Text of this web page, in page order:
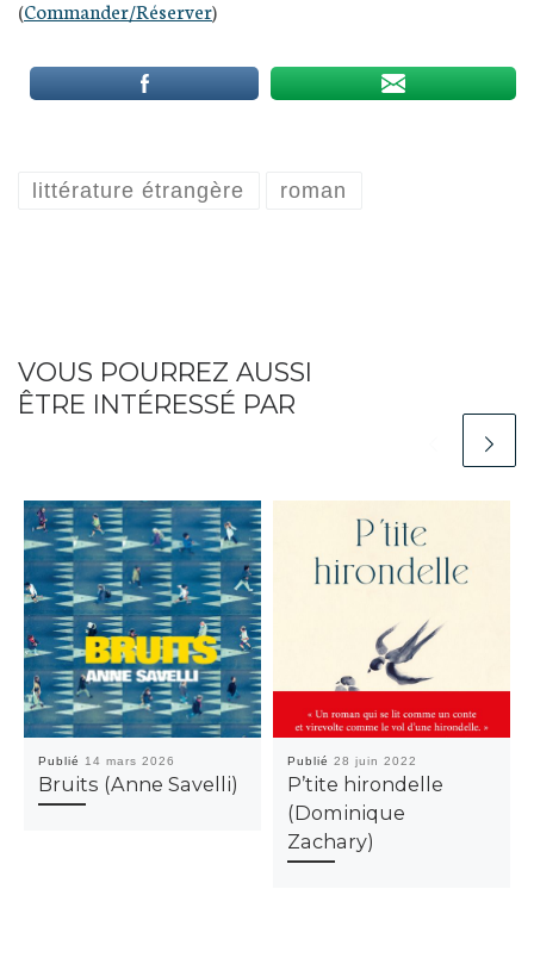
(Commander/Réserver)
littérature étrangère roman
VOUS POURREZ AUSSI
ÊTRE INTÉRESSÉ PAR
Publié 14 mars 2026
Bruits (Anne Savelli)
Publié 28 juin 2022
P’tite hirondelle
(Dominique
Zachary)